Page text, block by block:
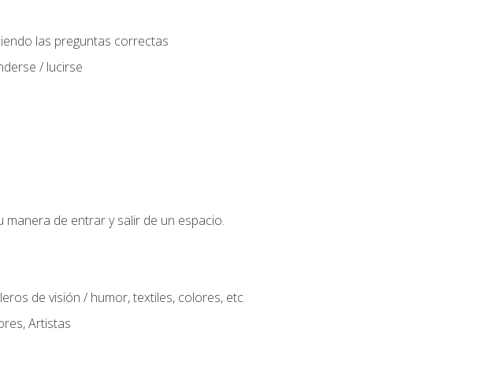
las preguntas correctas
/ lucirse
de entrar y salir de un espacio.
de visión / humor, textiles, colores, etc
Artistas